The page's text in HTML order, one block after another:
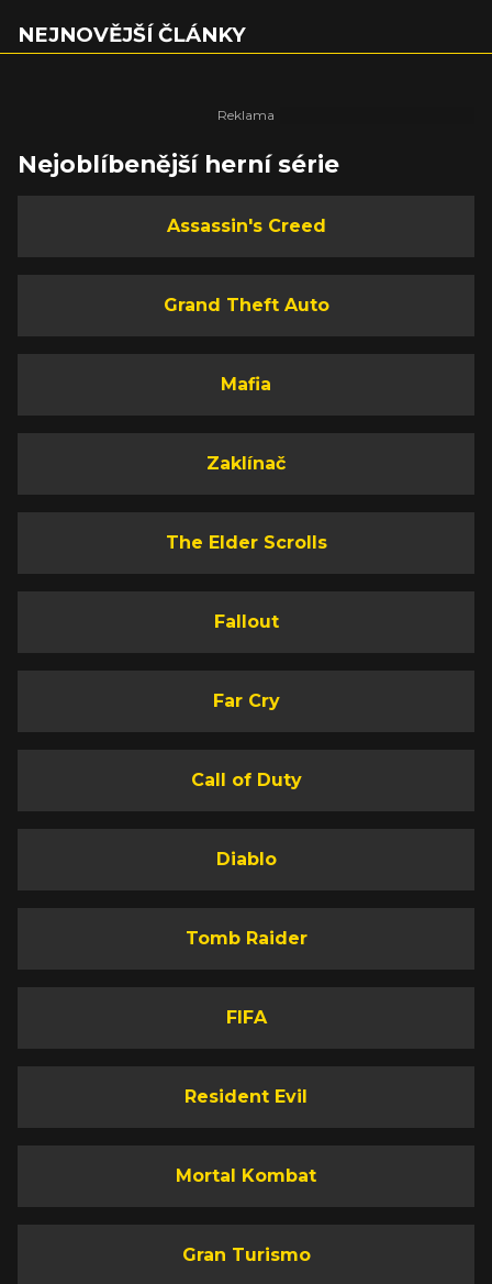
NEJNOVĚJŠÍ ČLÁNKY
Nejoblíbenější herní série
Assassin's Creed
Grand Theft Auto
Mafia
Zaklínač
The Elder Scrolls
Fallout
Far Cry
Call of Duty
Diablo
Tomb Raider
FIFA
Resident Evil
Mortal Kombat
Gran Turismo